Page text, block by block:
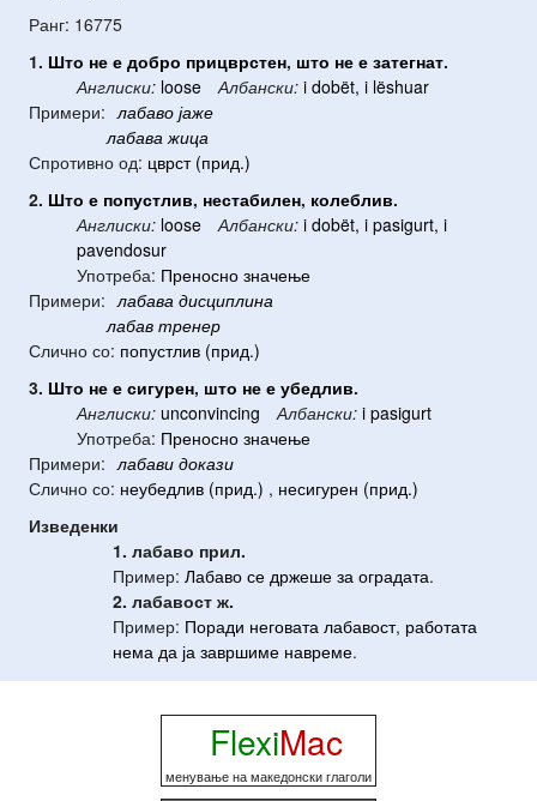
Ранг: 16775
1. Што не е добро прицврстен, што не е затегнат.
Англиски: loose Албански: i dobët, i lëshuar
Примери: лабаво јаже
лабава жица
Спротивно од: цврст (прид.)
2. Што е попустлив, нестабилен, колеблив.
Англиски: loose Албански: i dobët, i pasigurt, i
pavendosur
Употреба: Преносно значење
Примери: лабава дисциплина
лабав тренер
Слично со: попустлив (прид.)
3. Што не е сигурен, што не е убедлив.
Англиски: unconvincing Албански: i pasigurt
Употреба: Преносно значење
Примери: лабави докази
Слично со: неубедлив (прид.) , несигурен (прид.)
Изведенки
1. лабаво прил.
Пример: Лабаво се држеше за оградата.
2. лабавост ж.
Пример: Поради неговата лабавост, работата
нема да ја завршиме навреме.
FlexiMac
менување на македонски глаголи